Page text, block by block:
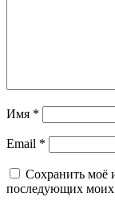
Имя *
Email *
Сохранить моё
последующих моих